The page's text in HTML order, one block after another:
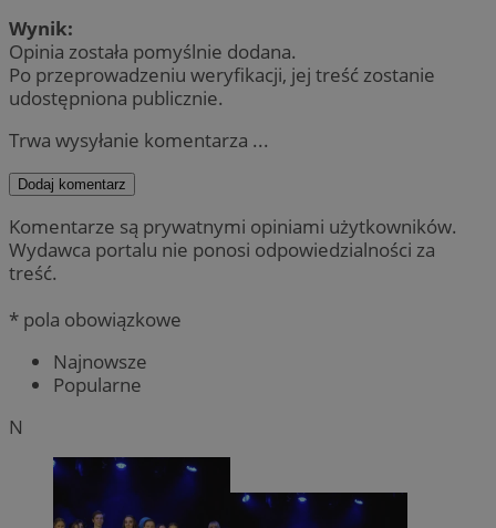
Wynik:
Opinia została pomyślnie dodana.
Po przeprowadzeniu weryfikacji, jej treść zostanie
udostępniona publicznie.
Trwa wysyłanie komentarza ...
Dodaj komentarz
Komentarze są prywatnymi opiniami użytkowników.
Wydawca portalu nie ponosi odpowiedzialności za
treść.
* pola obowiązkowe
Najnowsze
Popularne
N